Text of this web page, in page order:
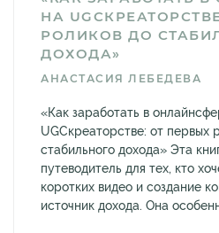
НА
РОЛИКОВ ДО
ДОХОДА»
АНАСТАСИЯ ЛЕБЕДЕВА
«Как заработать в
UGCкреаторстве: от первых
стабильного дохода» Эта
путеводитель для тех, кто
коротких видео и создание
источник дохода. Она